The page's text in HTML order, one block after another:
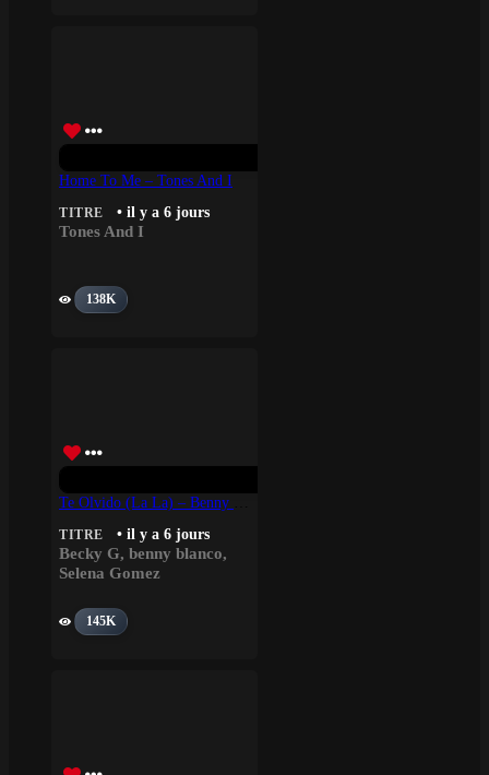
Home To Me – Tones And I
TITRE • il y a 6 jours
Tones And I
138K
TITRE • il y a 6 jours
Becky G, benny blanco,
Selena Gomez
145K